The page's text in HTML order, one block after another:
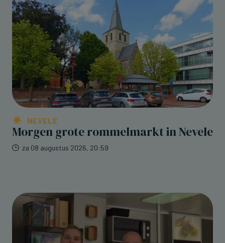
NEVELE
Morgen grote rommelmarkt in Nevele
za 08 augustus 2026, 20:59